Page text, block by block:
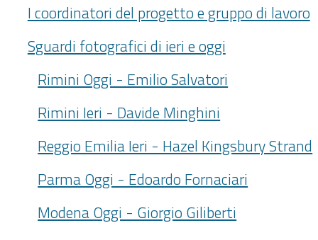
I coordinatori del progetto e gruppo di lavoro
Sguardi fotografici di ieri e oggi
Rimini Oggi - Emilio Salvatori
Rimini Ieri - Davide Minghini
Reggio Emilia Ieri - Hazel Kingsbury Strand
Parma Oggi - Edoardo Fornaciari
Modena Oggi - Giorgio Giliberti